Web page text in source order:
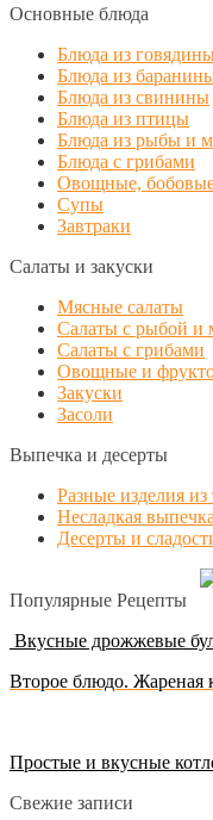
Основные блюда
Блюда из
Блюда из
Блюда из свинины
Блюда из птицы
Блюда из рыбы и
Блюда с грибами
Овощные,
Супы
Завтраки
Салаты и закуски
Мясные салаты
Салаты с рыбой и
Салаты с грибами
Овощные и
Закуски
Засоли
Выпечка и десерты
Разные изделия из
Несладкая
Десерты и
Популярные Рецепты
Вкусные дрожжевые
Второе блюдо. Жареная
Простые и вкусные
Свежие записи